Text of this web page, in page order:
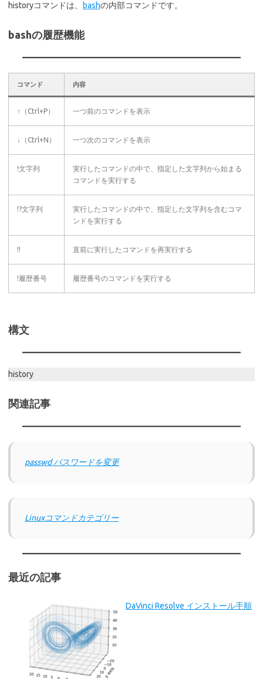
historyコマンドは、
bashの内部コマンドです。
bashの履歴機能
コマンド 内容
↑（Ctrl+P） 一つ前のコマンドを表示
↓（Ctrl+N） 一つ次のコマンドを表示
!文字列
実行したコマンドの中で、指定した文字列から始まる
コマンドを実行する
!?文字列
実行したコマンドの中で、指定した文字列を含むコマ
ンドを実行する
!! 直前に実行したコマンドを再実行する
!履歴番号 履歴番号のコマンドを実行する
構文
history
関連記事
passwd パスワードを変更
Linuxコマンドカテゴリー
最近の記事
DaVinci Resolve インストール手順